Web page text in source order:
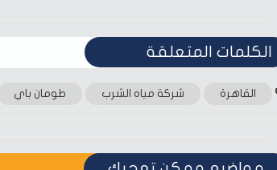
الكلمات المتعلقة‎
القاهرة شركة مياه الشرب طومان باي